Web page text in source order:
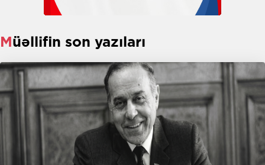
Müəllifin son yazıları